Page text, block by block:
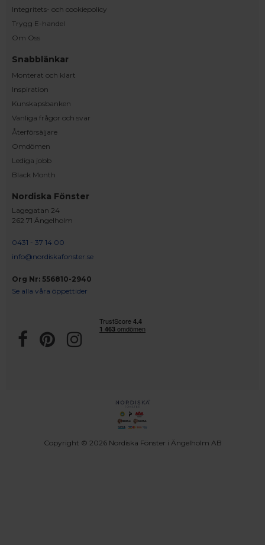
Integritets- och cookiepolicy
Trygg E-handel
Om Oss
Snabblänkar
Monterat och klart
Inspiration
Kunskapsbanken
Vanliga frågor och svar
Återförsäljare
Omdömen
Lediga jobb
Black Month
Nordiska Fönster
Lagegatan 24
262 71 Ängelholm
0431 - 37 14 00
info@nordiskafonster.se
Org Nr: 556810-2940
Se alla våra öppettider
Copyright © 2026 Nordiska Fönster i Ängelholm AB